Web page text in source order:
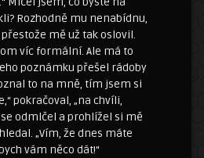
Rozhodně mu nenabídnu,
mě už tak oslovil.
víc formální. Ale má to
poznámku přešel rádoby
to na mně, tím jsem si
pokračoval, „na chvíli,
odmlčel a prohlížel si mě
„Vím, že dnes máte
vám něco dát!“